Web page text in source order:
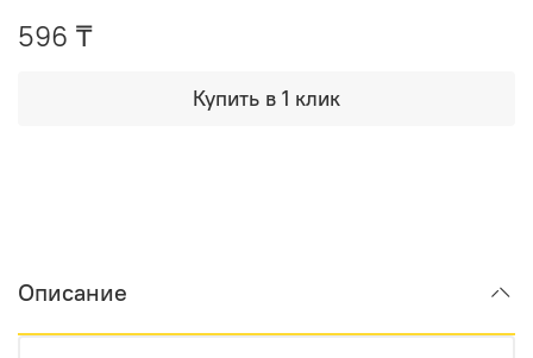
596 ₸
Купить в 1 клик
Описание